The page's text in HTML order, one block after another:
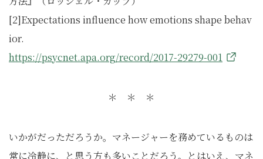
[2]Expectations influence how emotions shape behav
ior.
https://psycnet.apa.org/record/2017-29279-001
＊ ＊ ＊
いかがだっただろうか。マネージャーを務めているものは
常に冷静に、と思う方も多いことだろう。とはいえ、マネ